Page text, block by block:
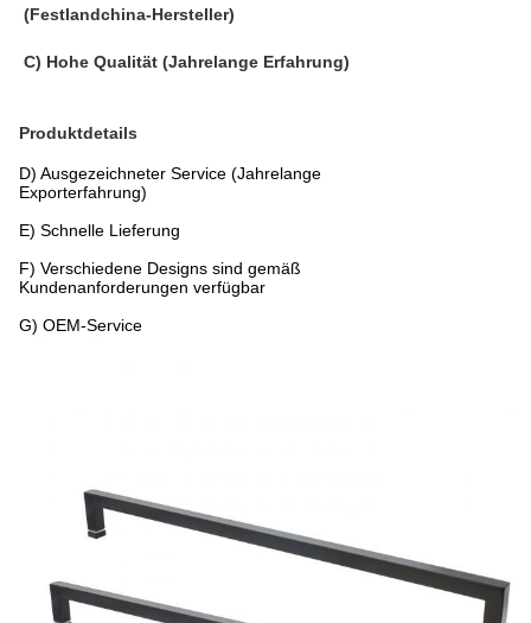
(Festlandchina-Hersteller)
C) Hohe Qualität (Jahrelange Erfahrung)
Produktdetails
D) Ausgezeichneter Service (Jahrelange
Exporterfahrung)
E) Schnelle Lieferung
F) Verschiedene Designs sind gemäß
Kundenanforderungen verfügbar
G) OEM-Service